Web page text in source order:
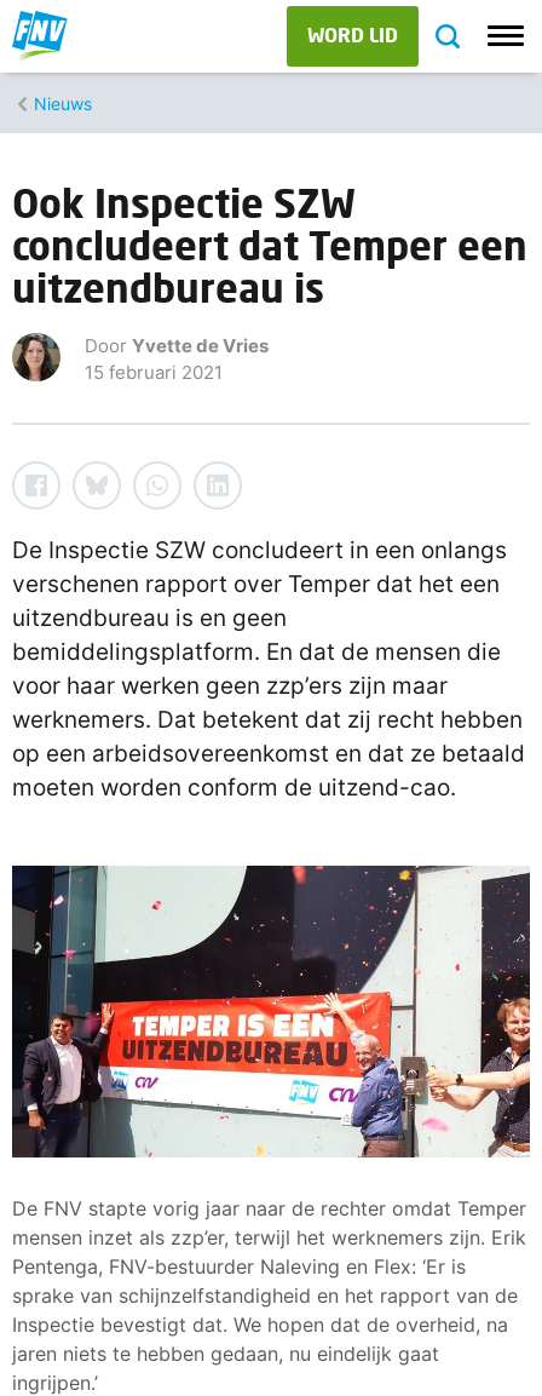
WORD LID
Nieuws
Ook Inspectie SZW
concludeert dat Temper een
uitzendbureau is
Door Yvette de Vries
15 februari 2021
De Inspectie SZW concludeert in een onlangs
verschenen rapport over Temper dat het een
uitzendbureau is en geen
bemiddelingsplatform. En dat de mensen die
voor haar werken geen zzp’ers zijn maar
werknemers. Dat betekent dat zij recht hebben
op een arbeidsovereenkomst en dat ze betaald
moeten worden conform de uitzend-cao.
De FNV stapte vorig jaar naar de rechter omdat Temper
mensen inzet als zzp’er, terwijl het werknemers zijn. Erik
Pentenga, FNV-bestuurder Naleving en Flex: ‘Er is
sprake van schijnzelfstandigheid en het rapport van de
Inspectie bevestigt dat. We hopen dat de overheid, na
jaren niets te hebben gedaan, nu eindelijk gaat
ingrijpen.’